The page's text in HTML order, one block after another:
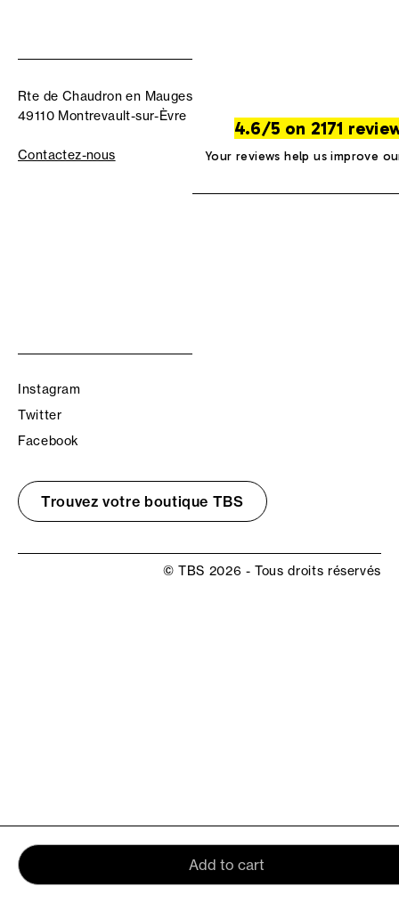
Add to cart
Rte de Chaudron en Mauges
49110 Montrevault-sur-Èvre
Contactez-nous
4.6/5 on 2171
Your reviews help us improve
Instagram
Twitter
Facebook
Trouvez votre boutique TBS
© TBS 2026 - Tous droits réservés